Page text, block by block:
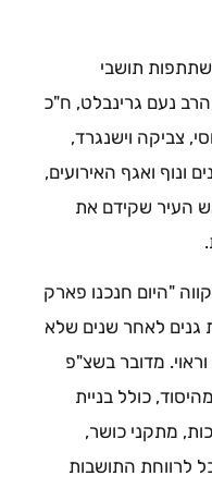
תושבי
נעם גרינבלט, ח"כ
צביקה וישנגרד,
ונוף ואגף האירועים,
העיר שקידם את
"היום חנכנו פארק
גנים לאחר שנים שלא
מדובר בשצ"פ
כולל בניית
מתקני כושר,
לרווחת התושבות